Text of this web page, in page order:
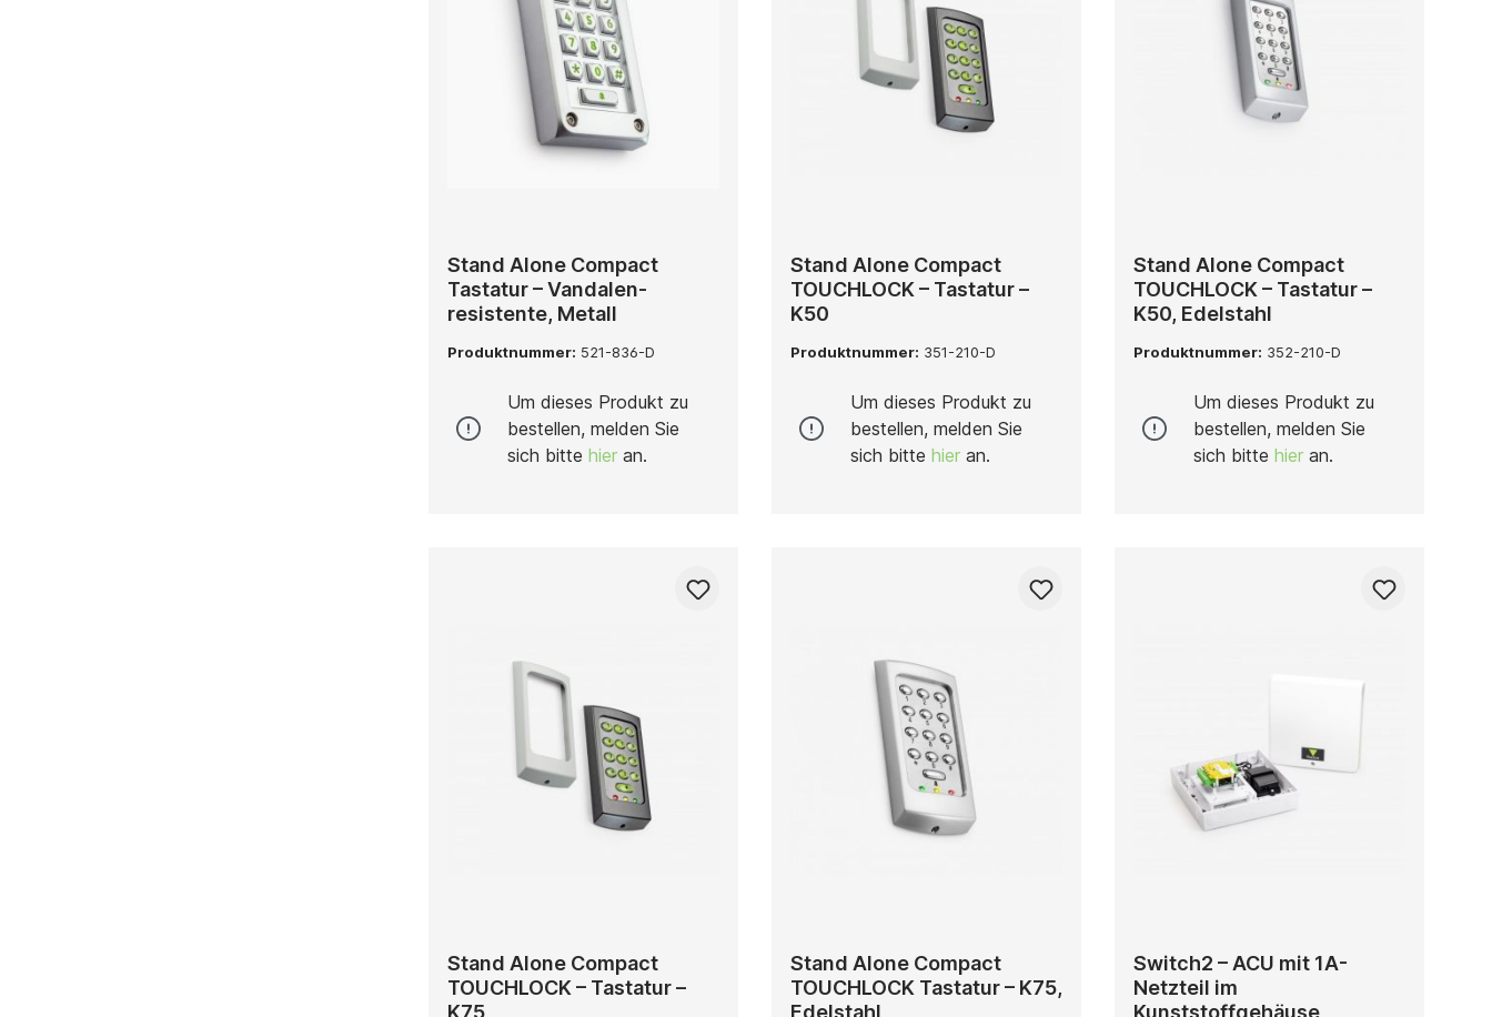
Stand Alone Compact
Tastatur – Vandalen-
resistente, Metall
Produktnummer: 521-836-D
Um dieses Produkt zu
bestellen, melden Sie
sich bitte hier an.
Stand Alone Compact
TOUCHLOCK – Tastatur –
K50
Produktnummer: 351-210-D
Um dieses Produkt zu
bestellen, melden Sie
sich bitte hieran.
Stand Alone Compact
TOUCHLOCK – Tastatur –
K50, Edelstahl
Produktnummer: 352-210-D
Um dieses Produkt zu
bestellen, melden Sie
sich bitte hieran.
Stand Alone Compact
TOUCHLOCK – Tastatur –
K75
Stand Alone Compact
TOUCHLOCK Tastatur – K75,
Edelstahl
Switch2 – ACU mit 1A-
Netzteil im
Kunststoffgehäuse